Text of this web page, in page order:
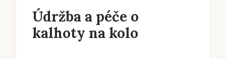
Údržba a péče o
kalhoty na kolo